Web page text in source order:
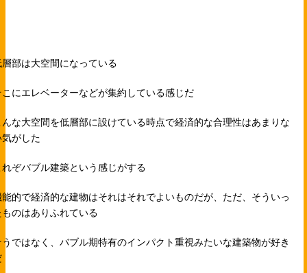
層部は大空間になっている
こにエレベーターなどが集約している感じだ
んな大空間を低層部に設けている時点で経済的な合理性はあまりな
気がした
れぞバブル建築という感じがする
能的で経済的な建物はそれはそれでよいものだが、ただ、そういっ
ものはありふれている
うではなく、バブル期特有のインパクト重視みたいな建築物が好き